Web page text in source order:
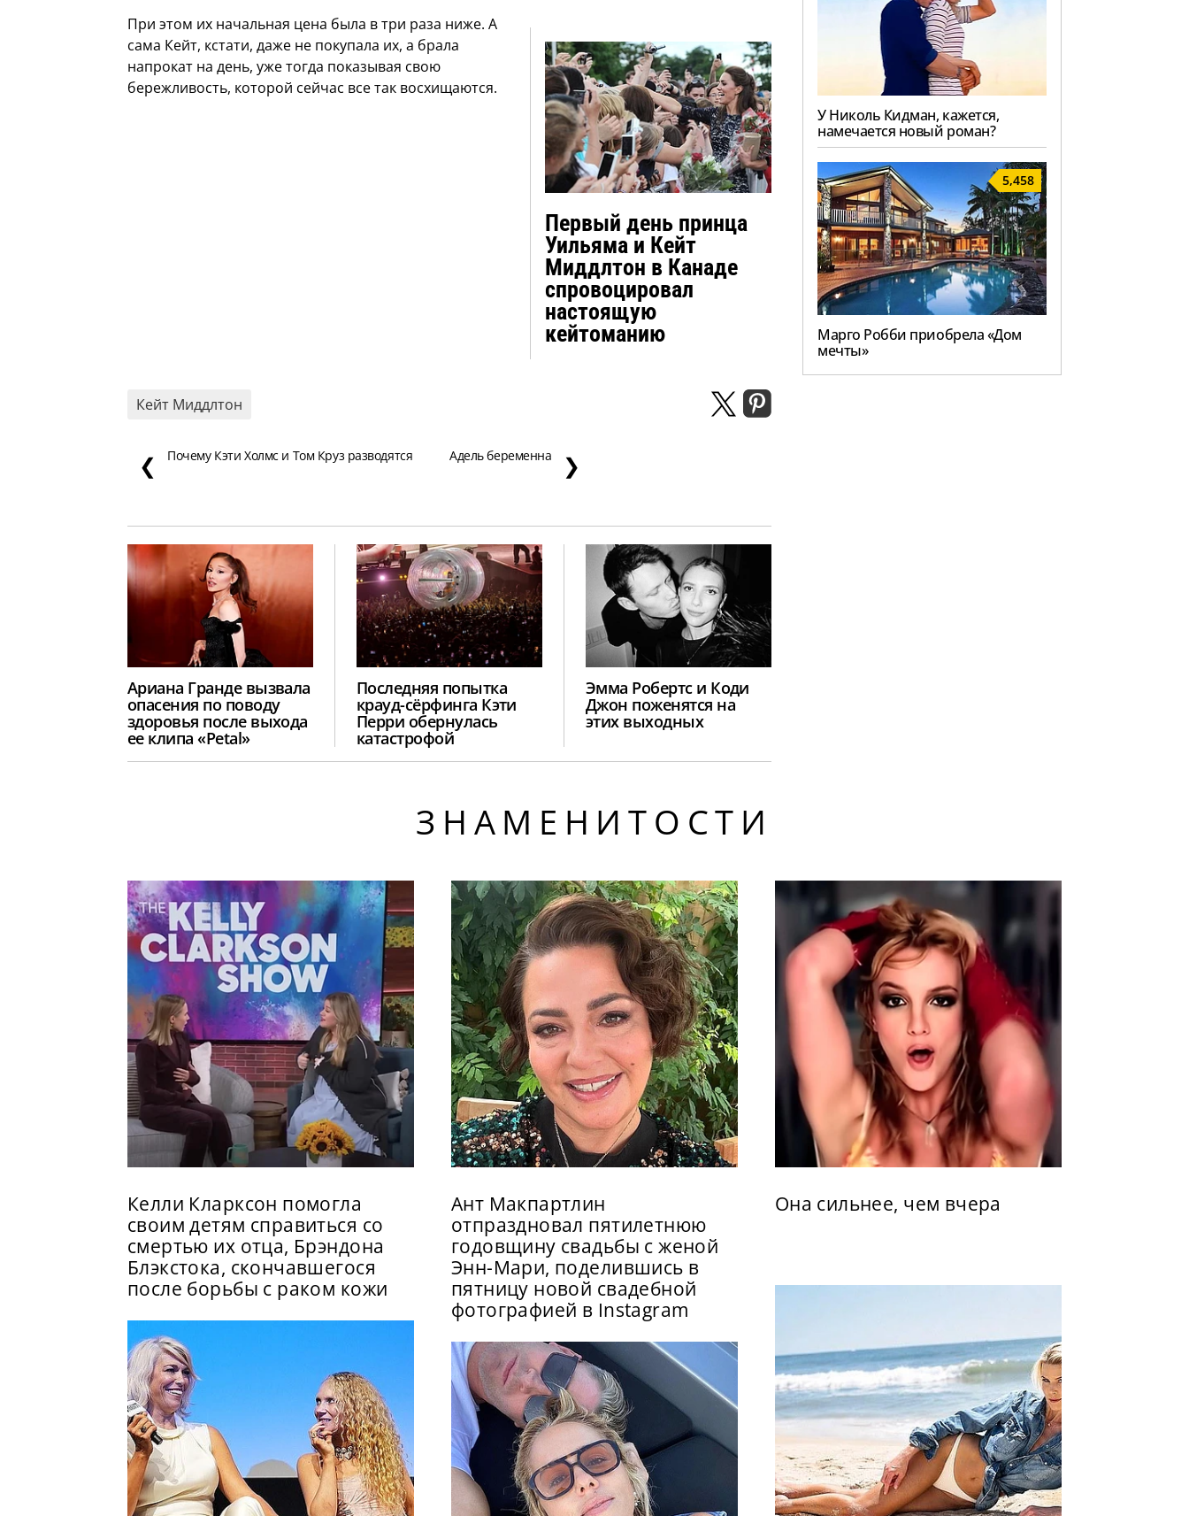
Первый день принца
Уильяма и Кейт
Миддлтон в Канаде
спровоцировал
настоящую
кейтоманию
При этом их начальная цена была в три раза ниже. А
сама Кейт, кстати, даже не покупала их, а брала
напрокат на день, уже тогда показывая свою
бережливость, которой сейчас все так восхищаются.
Кейт Миддлтон
❮ Почему Кэти Холмс и Том Круз разводятся Адель беременна ❯
Ариана Гранде вызвала
опасения по поводу
здоровья после выхода
ее клипа «Petal»
Последняя попытка
крауд-сёрфинга Кэти
Перри обернулась
катастрофой
Эмма Робертс и Коди
Джон поженятся на
этих выходных
У Николь Кидман, кажется,
намечается новый роман?
5,458
Марго Робби приобрела «Дом
мечты»
ЗНАМЕНИТОСТИ
Келли Кларксон помогла
своим детям справиться со
смертью их отца, Брэндона
Блэкстока, скончавшегося
после борьбы с раком кожи
Ант Макпартлин
отпраздновал пятилетнюю
годовщину свадьбы с женой
Энн-Мари, поделившись в
пятницу новой свадебной
фотографией в Instagram
Она сильнее, чем вчера